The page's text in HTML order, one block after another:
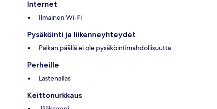
Internet
Ilmainen Wi-Fi
Pysäköinti ja liikenneyhteydet
Paikan päällä ei ole pysäköintimahdollisuutta
Perheille
Lastenallas
Keittonurkkaus